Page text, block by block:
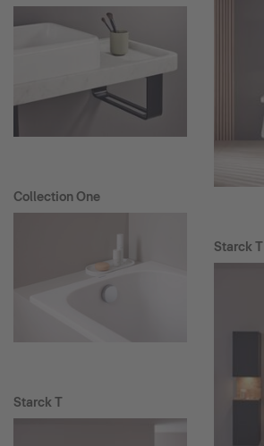
Collection One
Starck T
Starck T